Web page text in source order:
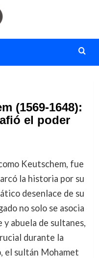
(1569-1648):
el poder
Keutschem, fue
la historia por su
desenlace de su
no solo se asocia
y abuela de sultanes,
durante la
el sultán Mohamet